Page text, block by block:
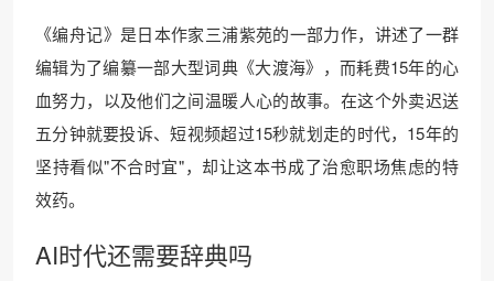
《编舟记》是日本作家三浦紫苑的一部力作，讲述了一群
编辑为了编纂一部大型词典《大渡海》，而耗费15年的心
血努力，以及他们之间温暖人心的故事。在这个外卖迟送
五分钟就要投诉、短视频超过15秒就划走的时代，15年的
坚持看似"不合时宜"，却让这本书成了治愈职场焦虑的特
效药。
AI时代还需要辞典吗